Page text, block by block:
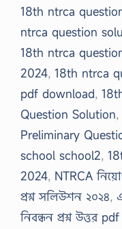
18th ntrca
ntrca question
18th ntrca
2024, 18th ntrca
pdf download,
Question Solution,
Preliminary
school school2,
2024, NTRCA
প্রশ্ন সলিউশন ২০২৪,
নিবন্ধন প্রশ্ন উত্তর